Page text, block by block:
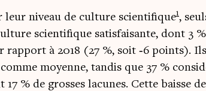
leur niveau de culture scien­ti­fique1,
scien­ti­fique satis­fai­sante, dont 3
rap­port à 2018 (27 %, soit ‑6 points).
moyenne, tan­dis que 37 %
% de grosses lacunes. Cette baisse